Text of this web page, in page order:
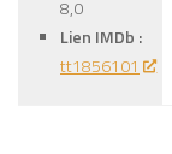
8,0
Lien IMDb :
tt1856101